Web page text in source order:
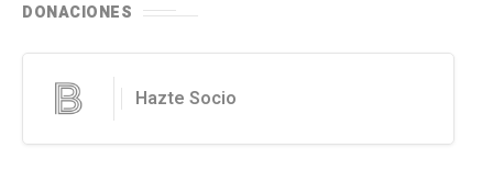
DONACIONES
Hazte Socio